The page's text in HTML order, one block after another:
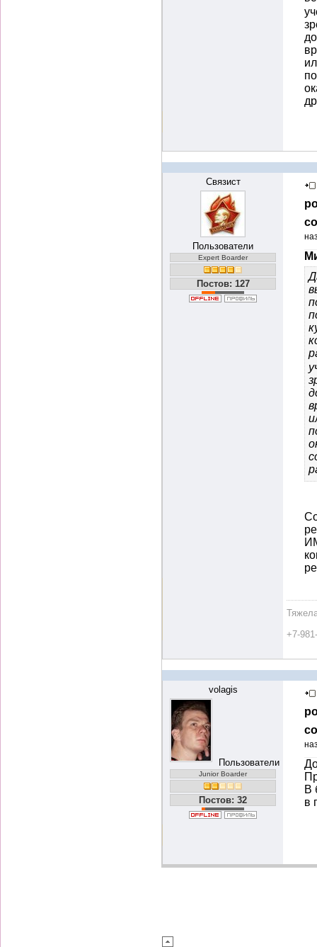
Связист
Пользователи
Expert Boarder
Постов: 127
+7-
volagis
Пользователи
Junior Boarder
Постов: 32
В
в